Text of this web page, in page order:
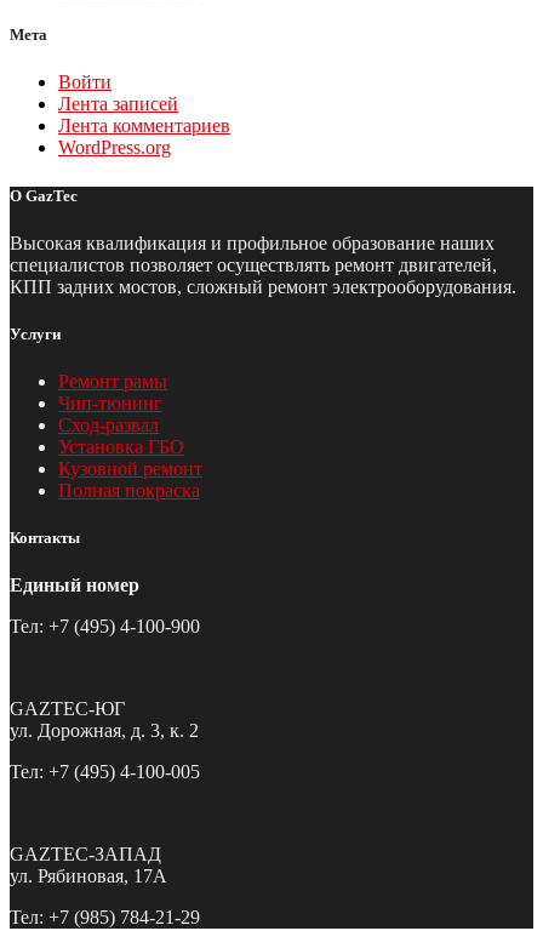
Мета
Войти
Лента записей
Лента комментариев
WordPress.org
О GazTec
Высокая квалификация и профильное образование наших
специалистов позволяет осуществлять ремонт двигателей,
КПП задних мостов, сложный ремонт электрооборудования.
Услуги
Ремонт рамы
Чип-тюнинг
Сход-развал
Установка ГБО
Кузовной ремонт
Полная покраска
Контакты
Единый номер
Тел: +7 (495) 4-100-900
GAZTEC-ЮГ
ул. Дорожная, д. 3, к. 2
Тел: +7 (495) 4-100-005
GAZTEC-ЗАПАД
ул. Рябиновая, 17А
Тел: +7 (985) 784-21-29